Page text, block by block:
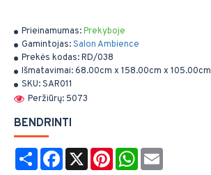
Prieinamumas:Prekyboje
Gamintojas:Salon Ambience
Prekės kodas:RD/038
Išmatavimai:68.00cm x 158.00cm x 105.00cm
SKU:SAR011
Peržiūrų: 5073
BENDRINTI
Share Facebook
X PinterestWhatsApp